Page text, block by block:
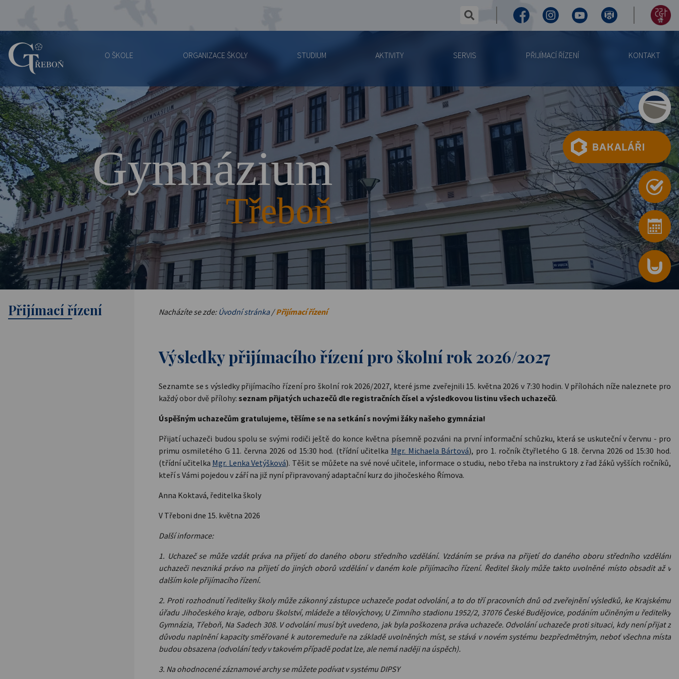
Gymnázium
Třeboň
O ŠKOLE ORGANIZACE ŠKOLY STUDIUM AKTIVITY SERVIS PŘIJÍMACÍ ŘÍZENÍ KONTAKT
hledaný text...
✕
FacebookInstagramYoutubeVirtuální
155
výročí
Gymnázium
Třeboň
Nacházíte se zde: Úvodní stránka/Přijímací řízení
Výsledky přijímacího řízení pro školní rok 2026/2027
Seznamte se s výsledky přijímacího řízení pro školní rok 2026/2027, které jsme zveřejnili 15. května 2026 v 7:30 hodin. V přílohách níže naleznete pro
každý obor dvě přílohy: seznam přijatých uchazečů dle registračních čísel a výsledkovou listinu všech uchazečů.
Úspěšným uchazečům gratulujeme, těšíme se na setkání s novými žáky našeho gymnázia!
Přijatí uchazeči budou spolu se svými rodiči ještě do konce května písemně pozváni na první informační schůzku, která se uskuteční v červnu - pro
primu osmiletého G 11. června 2026 od 15:30 hod. (třídní učitelka Mgr. Michaela Bártová), pro 1. ročník čtyřletého G 18. června 2026 od 15:30 hod.
(třídní učitelka Mgr. Lenka Vetýšková). Těšit se můžete na své nové učitele, informace o studiu, nebo třeba na instruktory z řad žáků vyšších ročníků,
kteří s Vámi pojedou v září na již nyní připravovaný adaptační kurz do jihočeského Římova.
Anna Koktavá, ředitelka školy
V Třeboni dne 15. května 2026
Další informace:
1. Uchazeč se může vzdát práva na přijetí do daného oboru středního vzdělání. Vzdáním se práva na přijetí do daného oboru středního vzdělání
uchazeči nevzniká právo na přijetí do jiných oborů vzdělání v daném kole přijímacího řízení. Ředitel školy může takto uvolněné místo obsadit až v
dalším kole přijímacího řízení.
2. Proti rozhodnutí ředitelky školy může zákonný zástupce uchazeče podat odvolání, a to do tří pracovních dnů od zveřejnění výsledků, ke Krajskému
úřadu Jihočeského kraje, odboru školství, mládeže a tělovýchovy, U Zimního stadionu 1952/2, 37076 České Budějovice, podáním učiněným u ředitelky
Gymnázia, Třeboň, Na Sadech 308. V odvolání musí být uvedeno, jak byla poškozena práva uchazeče. Odvolání uchazeče proti situaci, kdy není přijat z
důvodu naplnění kapacity směřované k autoremeduře na základě uvolněných míst, se stává v novém systému bezpředmětným, neboť všechna místa
budou obsazena (odvolání tedy v takovém případě podat lze, ale nemá naději na úspěch).
3. Na ohodnocené záznamové archy se můžete podívat v systému DIPSY
Přijímací řízení